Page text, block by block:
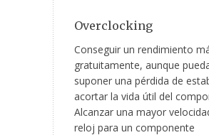
Overclocking
Conseguir un rendimiento
gratuitamente, aunque
suponer una pérdida de
acortar la vida útil del
Alcanzar una mayor
reloj para un componente